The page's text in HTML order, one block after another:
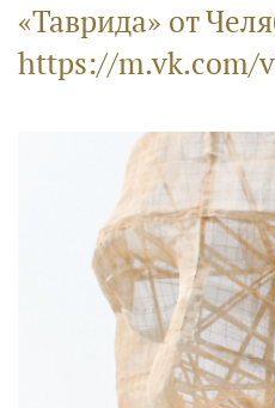
«Таврида» от
https://m.vk.com/